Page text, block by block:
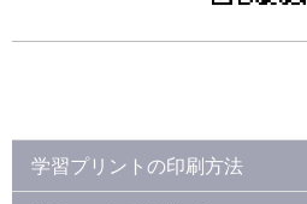
学習プリントの印刷方法